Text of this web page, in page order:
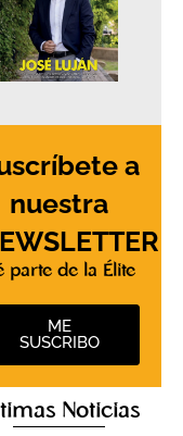
a
nuestra
parte de la Élite
ME
SUSCRIBO
Noticias